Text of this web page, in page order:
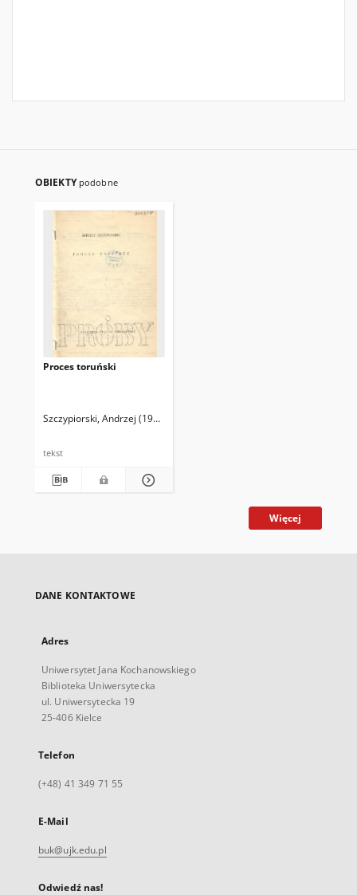
OBIEKTY podobne
Proces toruński
Szczypiorski, Andrzej (1928-2000)
tekst
Więcej
DANE KONTAKTOWE
Adres
Uniwersytet Jana Kochanowskiego
Biblioteka Uniwersytecka
ul. Uniwersytecka 19
25-406 Kielce
Telefon
(+48) 41 349 71 55
E-Mail
buk@ujk.edu.pl
Odwiedź nas!